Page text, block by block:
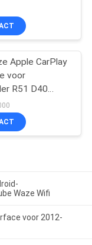
XV
Toyota
Android
Apple CarPlay
voor
R51 D40
met Android
WiFi,
Music
Waze Wifi
voor 2012-